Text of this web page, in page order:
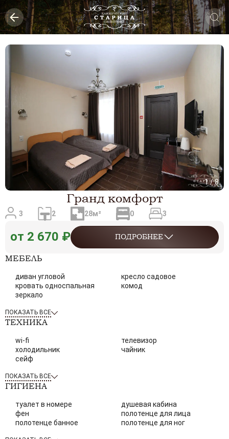
1/8
Гранд комфорт
3 2 28м² 0 3
от 2 670 ₽ ПОДРОБНЕЕ
МЕБЕЛЬ
диван угловой
кресло садовое
кровать односпальная
комод
зеркало
ПОКАЗАТЬ ВСЕ
ТЕХНИКА
wi-fi
телевизор
холодильник
чайник
сейф
ПОКАЗАТЬ ВСЕ
ГИГИЕНА
туалет в номере
душевая кабина
фен
полотенце для лица
полотенце банное
полотенце для ног